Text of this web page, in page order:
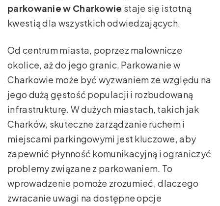
parkowanie w Charkowie staje się istotną
kwestią dla wszystkich odwiedzających.
Od centrum miasta, poprzez malownicze
okolice, aż do jego granic, Parkowanie w
Charkowie może być wyzwaniem ze względu na
jego dużą gęstość populacji i rozbudowaną
infrastrukturę. W dużych miastach, takich jak
Charków, skuteczne zarządzanie ruchem i
miejscami parkingowymi jest kluczowe, aby
zapewnić płynność komunikacyjną i ograniczyć
problemy związane z parkowaniem. To
wprowadzenie pomoże zrozumieć, dlaczego
zwracanie uwagi na dostępne opcje